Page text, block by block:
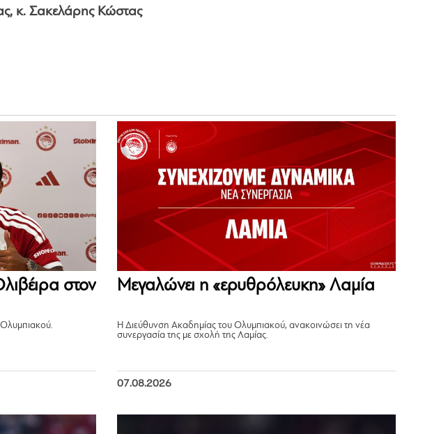
κ. Σακελάρης Κώστας
στον
Μεγαλώνει η «ερυθρόλευκη» Λαμία
Η Διεύθυνση Ακαδημίας του Ολυμπιακού, ανακοινώσει τη νέα
συνεργασία της με σχολή της Λαμίας.
07.08.2026